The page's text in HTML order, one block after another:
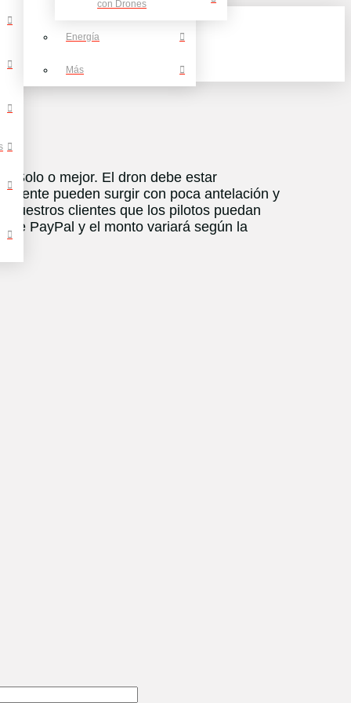
con Drones
Energía
Más
Solo o mejor. El dron debe estar
pueden surgir con poca antelación y
nuestros clientes que los pilotos puedan
de PayPal y el monto variará según la